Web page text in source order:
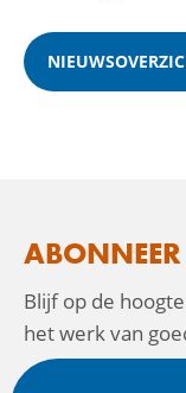
Blijf op de
het werk van